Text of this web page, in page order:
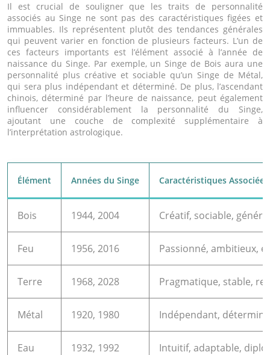
Il est crucial de souligner que les traits de personnalité
associés au Singe ne sont pas des caractéristiques figées et
immuables. Ils représentent plutôt des tendances générales
qui peuvent varier en fonction de plusieurs facteurs. L’un de
ces facteurs importants est l’élément associé à l’année de
naissance du Singe. Par exemple, un Singe de Bois aura une
personnalité plus créative et sociable qu’un Singe de Métal,
qui sera plus indépendant et déterminé. De plus, l’ascendant
chinois, déterminé par l’heure de naissance, peut également
influencer considérablement la personnalité du Singe,
ajoutant une couche de complexité supplémentaire à
l’interprétation astrologique.
Élément Années du Singe Caractéristiques Associées
Bois 1944, 2004 Créatif, sociable,
Feu 1956, 2016 Passionné, ambitieux,
Terre 1968, 2028 Pragmatique, stable,
Métal 1920, 1980 Indépendant,
Eau 1932, 1992 Intuitif, adaptable,